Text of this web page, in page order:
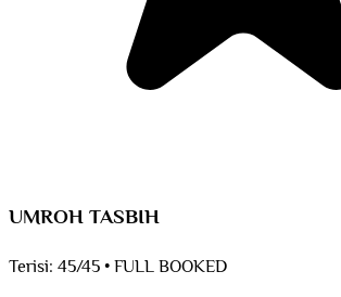
UMROH TASBIH
Terisi: 45/45•FULL BOOKED